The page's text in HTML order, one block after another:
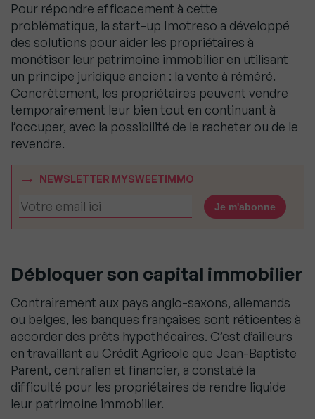
Pour répondre efficacement à cette
problématique, la start-up Imotreso a développé
des solutions pour aider les propriétaires à
monétiser leur patrimoine immobilier en utilisant
un principe juridique ancien : la vente à réméré.
Concrètement, les propriétaires peuvent vendre
temporairement leur bien tout en continuant à
l’occuper, avec la possibilité de le racheter ou de le
revendre.
NEWSLETTER MYSWEETIMMO
Débloquer son capital immobilier
Contrairement aux pays anglo-saxons, allemands
ou belges, les banques françaises sont réticentes à
accorder des prêts hypothécaires. C’est d’ailleurs
en travaillant au Crédit Agricole que Jean-Baptiste
Parent, centralien et financier, a constaté la
difficulté pour les propriétaires de rendre liquide
leur patrimoine immobilier.